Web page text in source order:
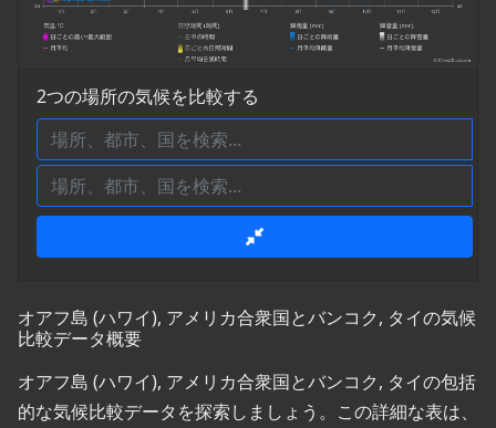
2つの場所の気候を比較する
オアフ島 (ハワイ), アメリカ合衆国とバンコク, タイの気候
比較データ概要
オアフ島 (ハワイ), アメリカ合衆国とバンコク, タイの包括
的な気候比較データを探索しましょう。この詳細な表は、